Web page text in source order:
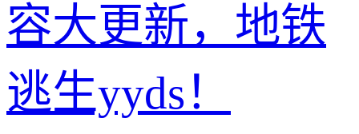
容大更新，地铁
逃生yyds！